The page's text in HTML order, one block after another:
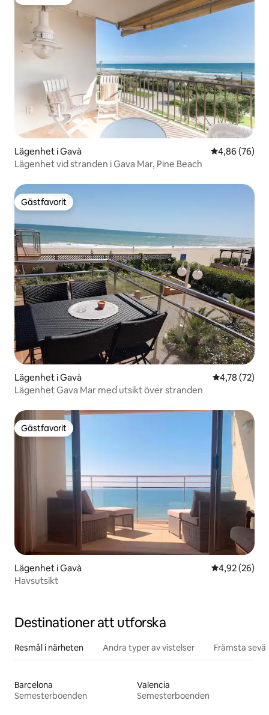
Lägenhet i Gavà 4,86 av 5 i
4,86 (76)
Lägenhet vid stranden i Gava Mar, Pine Beach
Gästfavorit
Gästfavorit
Lägenhet i Gavà 4,78 av 5 i
4,78 (72)
Lägenhet Gava Mar med utsikt över stranden
Gästfavorit
Gästfavorit
Lägenhet i Gavà 4,92 av 5 i
4,92 (26)
Havsutsikt
Destinationer att utforska
Resmål i närheten Andra typer av vistelser Främsta
Barcelona
Semesterboenden
Valencia
Semesterboenden